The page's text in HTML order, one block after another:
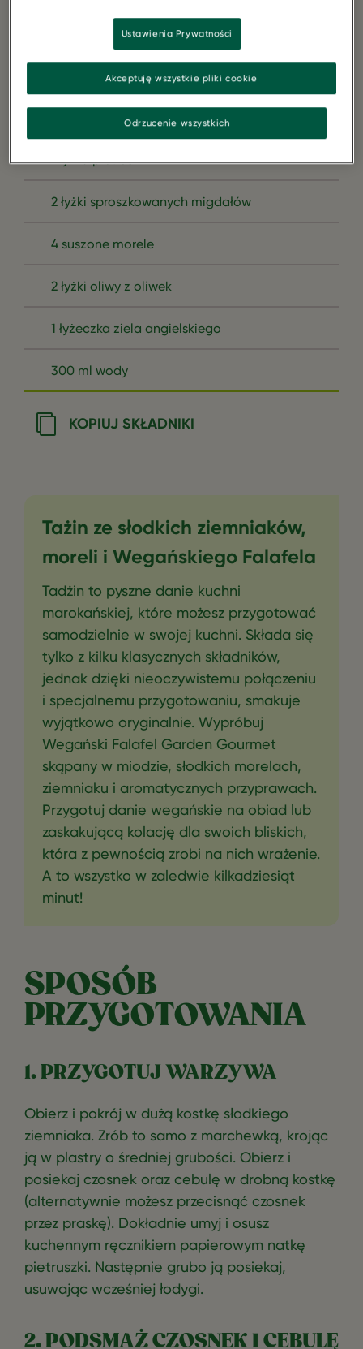
1 ząbek czosnku
1 łyżka miodu
1 łyżka pietruszki
2 łyżki sproszkowanych migdałów
4 suszone morele
2 łyżki oliwy z oliwek
1 łyżeczka ziela angielskiego
300 ml wody
KOPIUJ SKŁADNIKI
Tażin ze słodkich ziemniaków,
moreli i Wegańskiego Falafela
Tadżin to pyszne danie kuchni
marokańskiej, które możesz przygotować
samodzielnie w swojej kuchni. Składa się
tylko z kilku klasycznych składników,
jednak dzięki nieoczywistemu połączeniu
i specjalnemu przygotowaniu, smakuje
wyjątkowo oryginalnie. Wypróbuj
Wegański Falafel Garden Gourmet
skąpany w miodzie, słodkich morelach,
ziemniaku i aromatycznych przyprawach.
Przygotuj danie wegańskie na obiad lub
zaskakującą kolację dla swoich bliskich,
która z pewnością zrobi na nich wrażenie.
A to wszystko w zaledwie kilkadziesiąt
minut!
SPOSÓB
PRZYGOTOWANIA
1. PRZYGOTUJ WARZYWA
Obierz i pokrój w dużą kostkę słodkiego
ziemniaka. Zrób to samo z marchewką, krojąc
ją w plastry o średniej grubości. Obierz i
posiekaj czosnek oraz cebulę w drobną kostkę
(alternatywnie możesz przecisnąć czosnek
przez praskę). Dokładnie umyj i osusz
kuchennym ręcznikiem papierowym natkę
pietruszki. Następnie grubo ją posiekaj,
usuwając wcześniej łodygi.
2. PODSMAŻ CZOSNEK I CEBULĘ
Ustawienia Prywatności
Odrzucenie wszystkich
Akceptuję wszystkie pliki cookie